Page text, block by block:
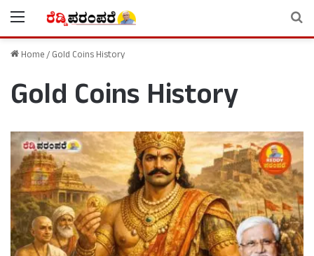
Menu
Home/Gold Coins History
Gold Coins History